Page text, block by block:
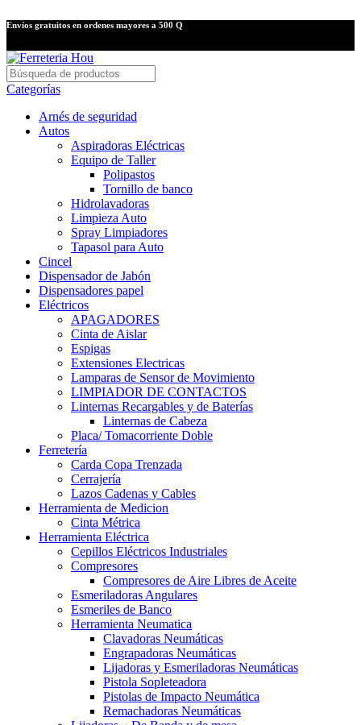
Envíos gratuitos en ordenes mayores a 500 Q
Categorías
Arnés de seguridad
Autos
Aspiradoras Eléctricas
Equipo de Taller
Polipastos
Tornillo de banco
Hidrolavadoras
Limpieza Auto
Spray Limpiadores
Tapasol para Auto
Cincel
Dispensador de Jabón
Dispensadores papel
Eléctricos
APAGADORES
Cinta de Aislar
Espigas
Extensiones Electricas
Lamparas de Sensor de Movimiento
LIMPIADOR DE CONTACTOS
Linternas Recargables y de Baterías
Linternas de Cabeza
Placa/ Tomacorriente Doble
Ferretería
Carda Copa Trenzada
Cerrajería
Lazos Cadenas y Cables
Herramienta de Medicion
Cinta Métrica
Herramienta Eléctrica
Cepillos Eléctricos Industriales
Compresores
Compresores de Aire Libres de Aceite
Esmeriladoras Angulares
Esmeriles de Banco
Herramienta Neumatica
Clavadoras Neumáticas
Engrapadoras Neumáticas
Lijadoras y Esmeriladoras Neumáticas
Pistola Sopleteadora
Pistolas de Impacto Neumática
Remachadoras Neumáticas